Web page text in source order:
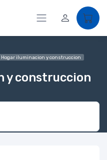
Hogar iluminacion y construccion
y construccion